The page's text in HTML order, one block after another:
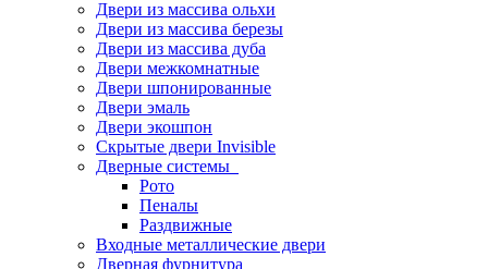
Двери из массива ольхи
Двери из массива березы
Двери из массива дуба
Двери межкомнатные
Двери шпонированные
Двери эмаль
Двери экошпон
Скрытые двери Invisible
Дверные системы
Рото
Пеналы
Раздвижные
Входные металлические двери
Дверная фурнитура